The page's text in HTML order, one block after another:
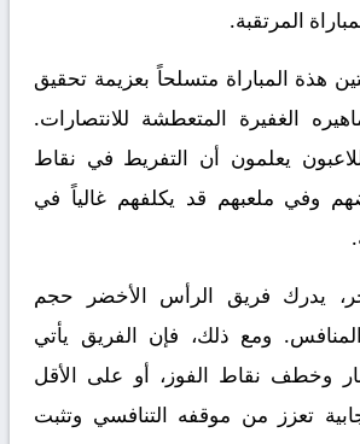
المرتقبة.
هذة المباراة متسلحاً بعزيمة تحقيق
الغفيرة المتعطشة للانتصارات.
يعلمون أن التفريط في نقاط
وفي ملعبهم قد يكلفهم غالياً في
يدرك فريق الرأس الأخضر حجم
ومع ذلك، فإن الفريق يأتي
وخطف نقاط الفوز، أو على الأقل
تعزز من موقفه التنافسي وتثبت